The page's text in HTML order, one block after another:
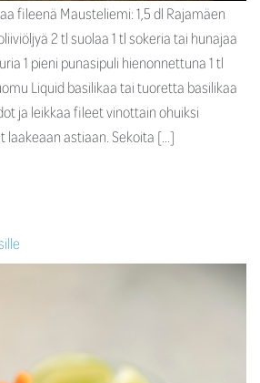
fileenä Mausteliemi: 1,5 dl Rajamäen
2 tl suolaa 1 tl sokeria tai hunajaa
1 pieni punasipuli hienonnettuna 1 tl
Liquid basilikaa tai tuoretta basilikaa
ja leikkaa fileet vinottain ohuiksi
laakeaan astiaan. Sekoita […]